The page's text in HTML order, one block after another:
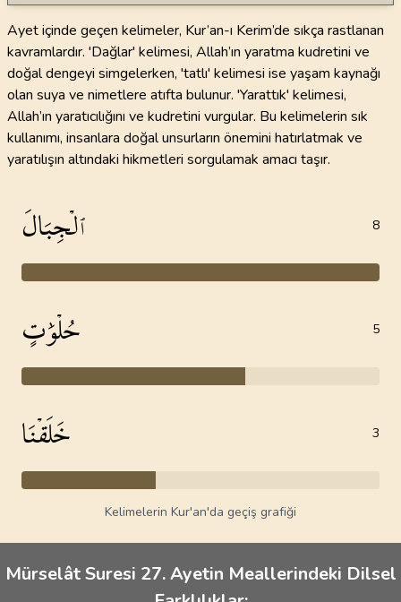
Ayet içinde geçen kelimeler, Kur’an-ı Kerim’de sıkça rastlanan
kavramlardır. 'Dağlar' kelimesi, Allah’ın yaratma kudretini ve
doğal dengeyi simgelerken, 'tatlı' kelimesi ise yaşam kaynağı
olan suya ve nimetlere atıfta bulunur. 'Yarattık' kelimesi,
Allah’ın yaratıcılığını ve kudretini vurgular. Bu kelimelerin sık
kullanımı, insanlara doğal unsurların önemini hatırlatmak ve
yaratılışın altındaki hikmetleri sorgulamak amacı taşır.
ٱلۡجِبَالَ 8
حُلۡوَٰتٍ 5
خَلَقۡنَا 3
Kelimelerin Kur'an'da geçiş grafiği
Mürselât Suresi 27. Ayetin Meallerindeki Dilsel